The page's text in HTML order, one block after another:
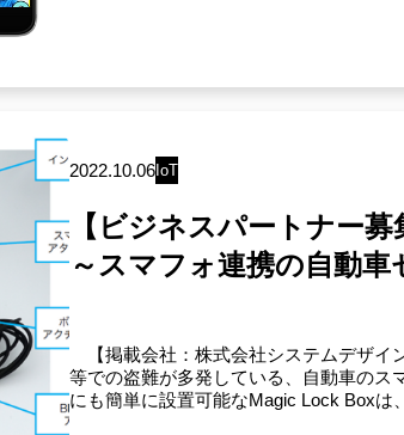
【ビジネスパートナー
～スマフォ連携の自動車
2022.10.06IoT
【掲載会社：株式会社システムデザイ
等での盗難が多発している、自動車のス
にも簡単に設置可能なMagic Lock Boxは